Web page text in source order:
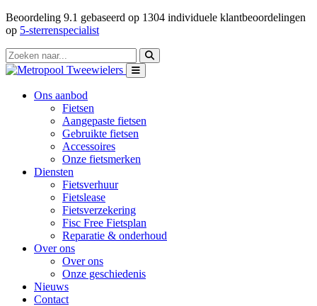
Beoordeling 9.1 gebaseerd op 1304 individuele klantbeoordelingen
op 5-sterrenspecialist
Ons aanbod
Fietsen
Aangepaste fietsen
Gebruikte fietsen
Accessoires
Onze fietsmerken
Diensten
Fietsverhuur
Fietslease
Fietsverzekering
Fisc Free Fietsplan
Reparatie & onderhoud
Over ons
Over ons
Onze geschiedenis
Nieuws
Contact